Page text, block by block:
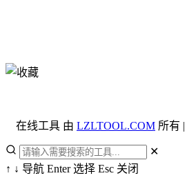
在线工具 由 LZLTOOL.COM 所有 |
✕
↑ ↓ 导航 Enter选择 Esc 关闭